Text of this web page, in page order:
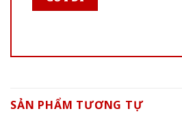
SẢN PHẨM TƯƠNG TỰ